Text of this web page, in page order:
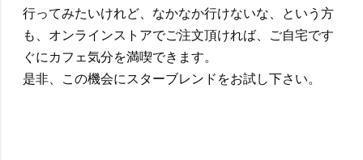
行ってみたいけれど、なかなか行けないな、という方
も、オンラインストアでご注文頂ければ、ご自宅です
ぐにカフェ気分を満喫できます。
是非、この機会にスターブレンドをお試し下さい。